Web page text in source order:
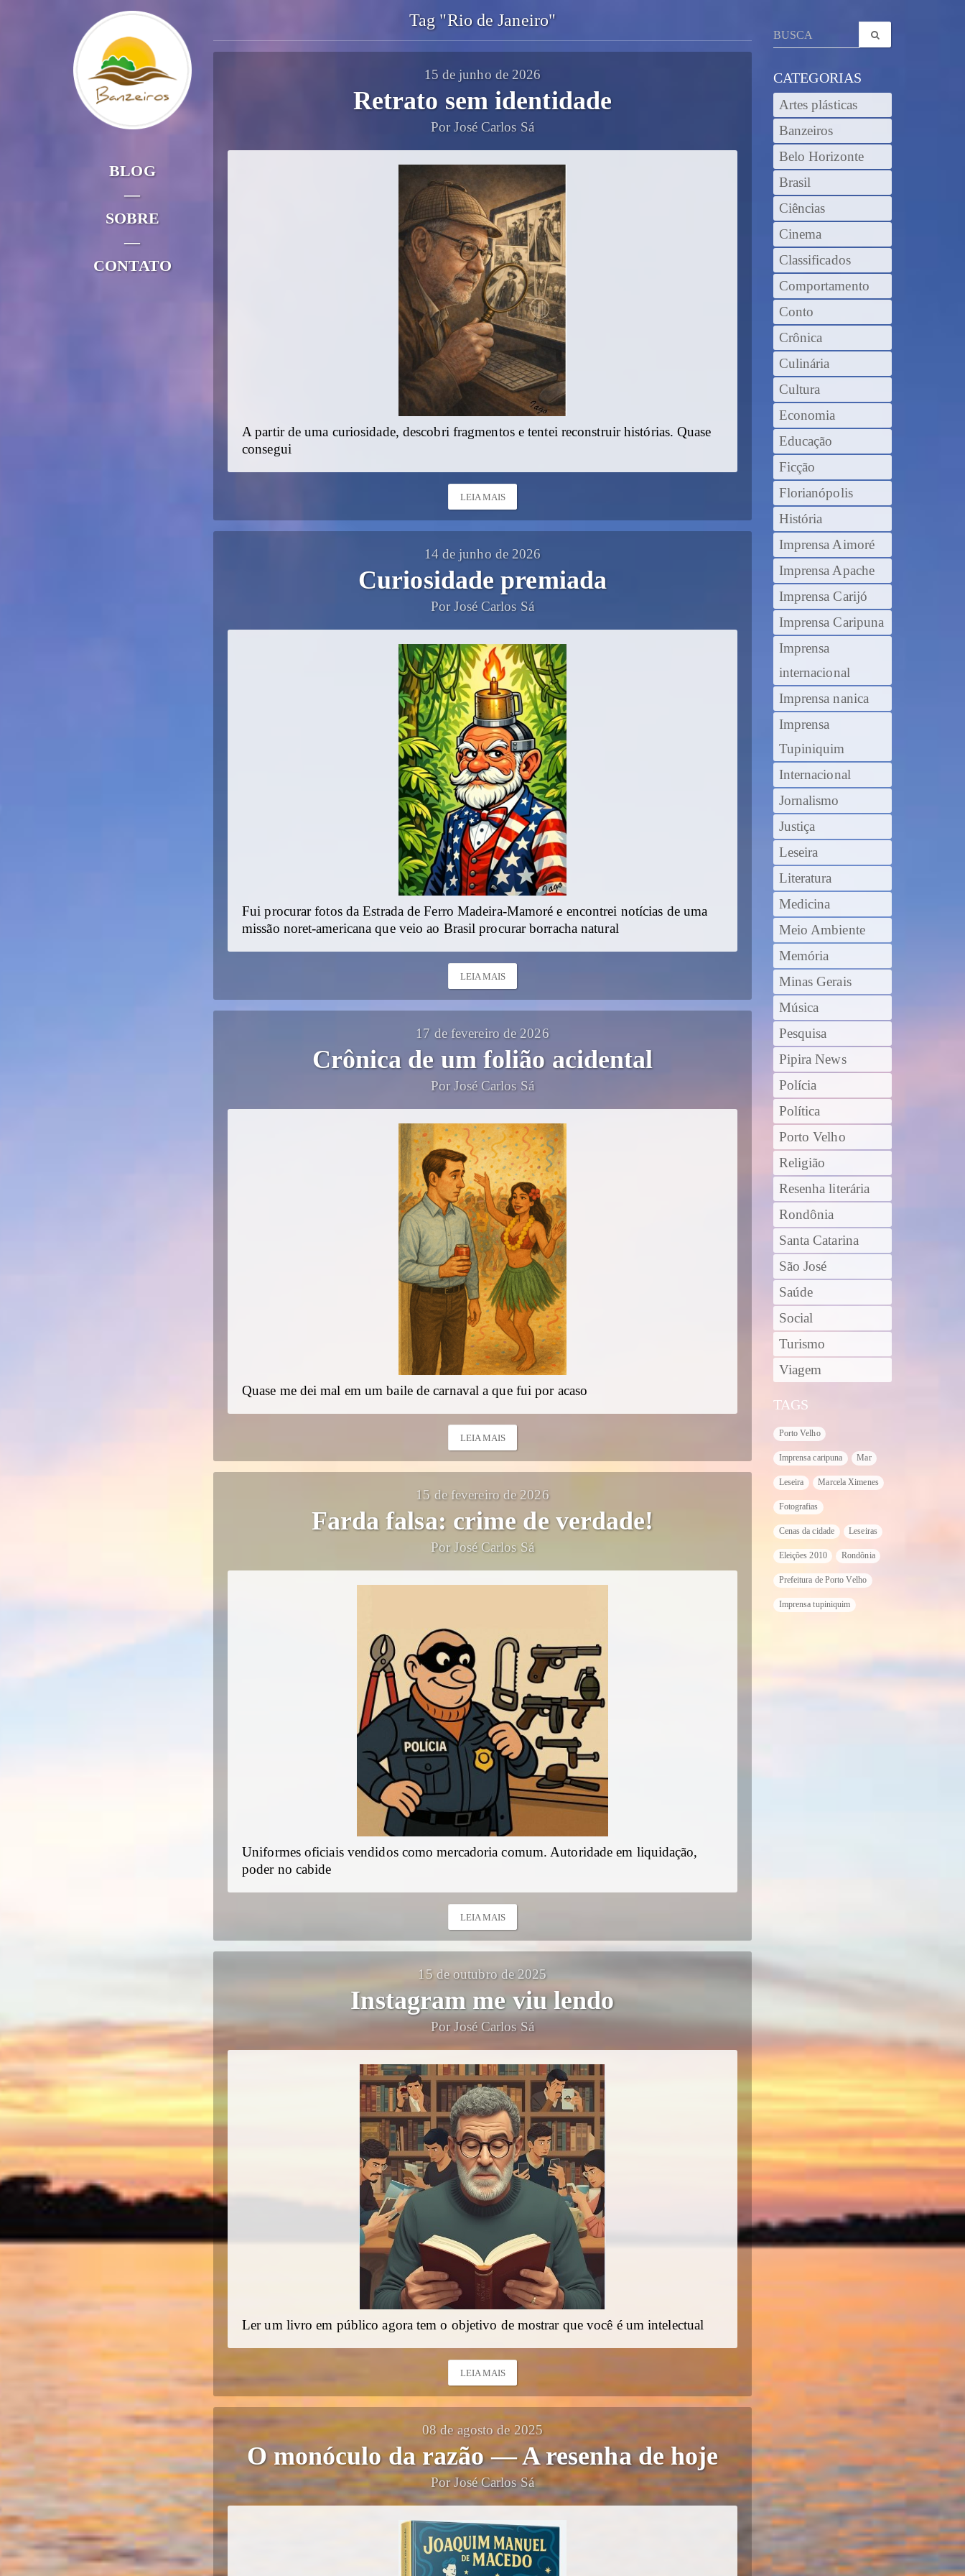
BLOG
—
SOBRE
—
CONTATO
Tag "Rio de Janeiro"
15 de junho de 2026
Retrato sem identidade
Por José Carlos Sá
A partir de uma curiosidade, descobri fragmentos e tentei reconstruir histórias. Quase
consegui
LEIA MAIS
14 de junho de 2026
Curiosidade premiada
Por José Carlos Sá
Fui procurar fotos da Estrada de Ferro Madeira-Mamoré e encontrei notícias de uma
missão noret-americana que veio ao Brasil procurar borracha natural
LEIA MAIS
17 de fevereiro de 2026
Crônica de um folião acidental
Por José Carlos Sá
Quase me dei mal em um baile de carnaval a que fui por acaso
LEIA MAIS
15 de fevereiro de 2026
Farda falsa: crime de verdade!
Por José Carlos Sá
Uniformes oficiais vendidos como mercadoria comum. Autoridade em liquidação,
poder no cabide
LEIA MAIS
15 de outubro de 2025
Instagram me viu lendo
Por José Carlos Sá
Ler um livro em público agora tem o objetivo de mostrar que você é um intelectual
LEIA MAIS
08 de agosto de 2025
O monóculo da razão — A resenha de hoje
Por José Carlos Sá
CATEGORIAS
Artes plásticas
Banzeiros
Belo Horizonte
Brasil
Ciências
Cinema
Classificados
Comportamento
Conto
Crônica
Culinária
Cultura
Economia
Educação
Ficção
Florianópolis
História
Imprensa Aimoré
Imprensa Apache
Imprensa Carijó
Imprensa Caripuna
Imprensa
internacional
Imprensa nanica
Imprensa
Tupiniquim
Internacional
Jornalismo
Justiça
Leseira
Literatura
Medicina
Meio Ambiente
Memória
Minas Gerais
Música
Pesquisa
Pipira News
Polícia
Política
Porto Velho
Religião
Resenha literária
Rondônia
Santa Catarina
São José
Saúde
Social
Turismo
Viagem
TAGS
Porto Velho
Imprensa caripuna Mar
Leseira Marcela Ximenes
Fotografias
Cenas da cidade Leseiras
Eleições 2010 Rondônia
Prefeitura de Porto Velho
Imprensa tupiniquim